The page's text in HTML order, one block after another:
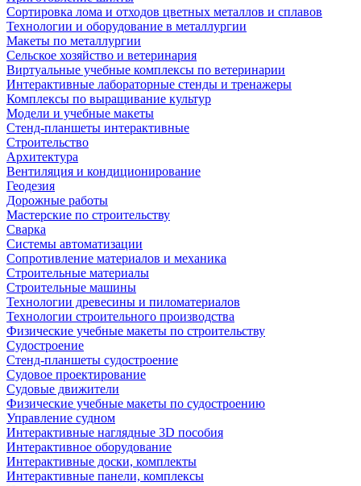
Сортировка лома и отходов цветных металлов и сплавов
Технологии и оборудование в металлургии
Макеты по металлургии
Сельское хозяйство и ветеринария
Виртуальные учебные комплексы по ветеринарии
Интерактивные лабораторные стенды и тренажеры
Комплексы по выращивание культур
Модели и учебные макеты
Стенд-планшеты интерактивные
Строительство
Архитектура
Вентиляция и кондиционирование
Геодезия
Дорожные работы
Мастерские по строительству
Сварка
Системы автоматизации
Сопротивление материалов и механика
Строительные материалы
Строительные машины
Технологии древесины и пиломатериалов
Технологии строительного производства
Физические учебные макеты по строительству
Судостроение
Стенд-планшеты судостроение
Судовое проектирование
Судовые движители
Физические учебные макеты по судостроению
Управление судном
Интерактивные наглядные 3D пособия
Интерактивное оборудование
Интерактивные доски, комплекты
Интерактивные панели, комплексы